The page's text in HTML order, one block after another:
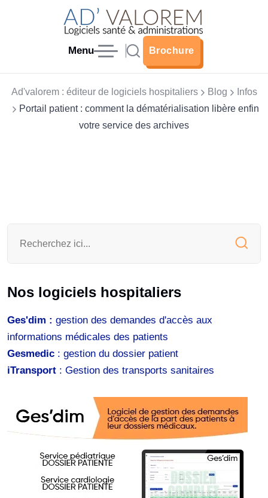
Menu
Brochure
Ad'valorem : éditeur de logiciels hospitaliers Blog
Infos
Portail patient : comment la dématérialisation libère enfin
votre service des archives
Nos logiciels hospitaliers
Ges'dim : gestion des demandes d'accès aux
informations médicales des patients
Gesmedic : gestion du dossier patient
iTransport : Gestion des transports sanitaires